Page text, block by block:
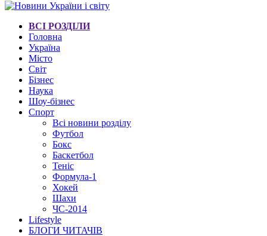
ВСІ РОЗДІЛИ
Головна
Україна
Місто
Світ
Бізнес
Наука
Шоу-бізнес
Спорт
Всі новини розділу
Футбол
Бокс
Баскетбол
Теніс
Формула-1
Хокей
Шахи
ЧС-2014
Lifestyle
БЛОГИ ЧИТАЧІВ